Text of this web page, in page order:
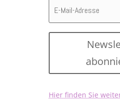
Hier finden Sie